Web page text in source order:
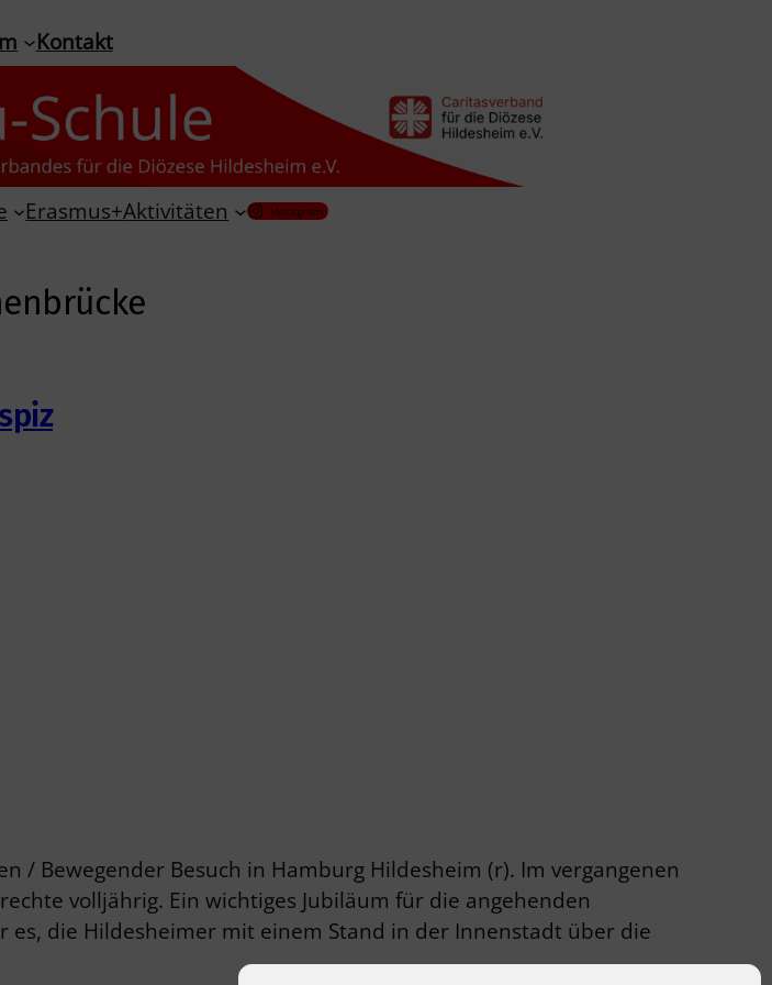
Kontakt
Erasmus+Aktivitäten Instagram
/ Bewegender Besuch in Hamburg Hildesheim (r). Im vergangenen
volljährig. Ein wichtiges Jubiläum für die angehenden
es, die Hildesheimer mit einem Stand in der Innenstadt über die